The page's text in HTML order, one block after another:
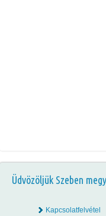
Üdvözöljük Szeben
Kapcsolatfelvétel